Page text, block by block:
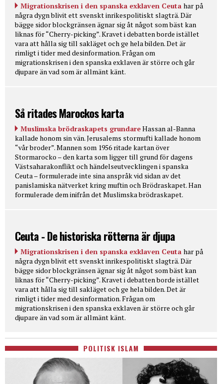
Migrationskrisen i den spanska exklaven Ceuta har på
några dygn blivit ett svenskt inrikespolitiskt slagträ. Där
bägge sidor blockgränsen ägnar sig åt något som bäst kan
liknas för “Cherry-picking”. Kravet i debatten borde istället
vara att hålla sig till sakläget och ge hela bilden. Det är
rimligt i tider med desinformation. Frågan om
migrationskrisen i den spanska exklaven är större och går
djupare än vad som är allmänt känt.
Så ritades Marockos karta
Muslimska brödraskapets grundareHassan al-Banna
kallade honom sin vän. Jerusalems stormufti kallade honom
“vår broder”. Mannen som 1956 ritade kartan över
Stormarocko – den karta som ligger till grund för dagens
Västsaharakonflikt och händelseutvecklingen i spanska
Ceuta – formulerade inte sina anspråk vid sidan av det
panislamiska nätverket kring muftin och Brödraskapet. Han
formulerade dem inifrån det Muslimska brödraskapet.
Ceuta - De historiska rötterna är djupa
Migrationskrisen i den spanska exklaven Ceuta har på
några dygn blivit ett svenskt inrikespolitiskt slagträ. Där
bägge sidor blockgränsen ägnar sig åt något som bäst kan
liknas för “Cherry-picking”. Kravet i debatten borde istället
vara att hålla sig till sakläget och ge hela bilden. Det är
rimligt i tider med desinformation. Frågan om
migrationskrisen i den spanska exklaven är större och går
djupare än vad som är allmänt känt.
POLITISK ISLAM